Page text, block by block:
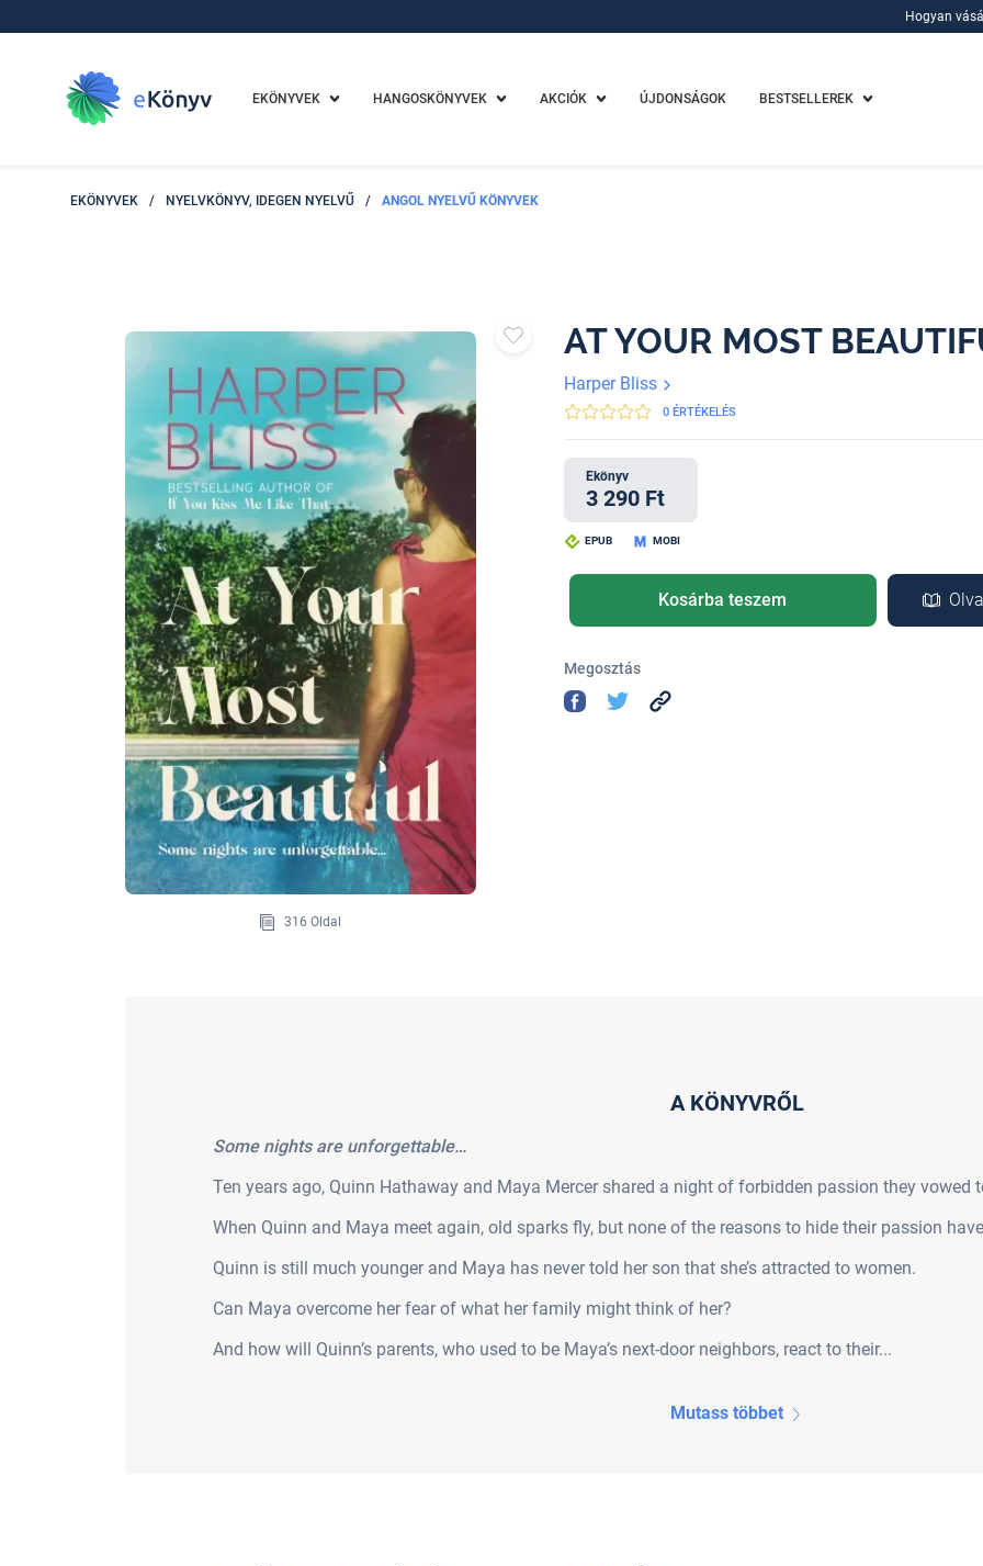
Hogyan
EKÖNYVEK HANGOSKÖNYVEK AKCIÓK ÚJDONSÁGOK BESTSELLEREK
EKÖNYVEK / NYELVKÖNYV, IDEGEN NYELVŰ / ANGOL NYELVŰ KÖNYVEK
316 Oldal
AT YOUR MOST
Harper Bliss
0 ÉRTÉKELÉS
Ekönyv
3 290 Ft
EPUB MOBI
Kosárba teszem
Megosztás
A KÖNYVRŐL
Some nights are unforgettable…
Ten years ago, Quinn Hathaway and Maya Mercer shared a night of forbidden passion they vowed
When Quinn and Maya meet again, old sparks fly, but none of the reasons to hide their passion
Quinn is still much younger and Maya has never told her son that she’s attracted to women.
Can Maya overcome her fear of what her family might think of her?
And how will Quinn’s parents, who used to be Maya’s next-door neighbors, react to their...
Mutass többet